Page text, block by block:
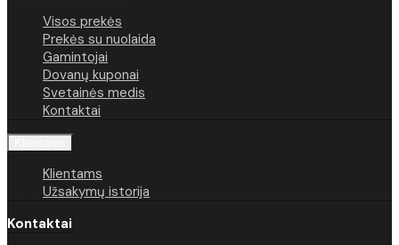
Visos prekės
Prekės su nuolaida
Gamintojai
Dovanų kuponai
Svetainės medis
Kontaktai
Klientams
Užsakymų istorija
Kontaktai